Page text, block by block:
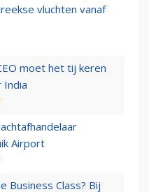
vluchten vanaf
moet het tij keren
India
Airport
Business Class? Bij